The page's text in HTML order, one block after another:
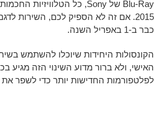
כבר ב-1 באפריל השנה.
האישי, ולא ברור מדוע השינוי הזה
לפלטפורמות החדישות יותר כדי לשפר